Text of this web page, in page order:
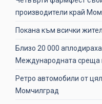
производители край
Покана към всички
Близо 20 000
Международната среща
Ретро автомобили от
Момчилград